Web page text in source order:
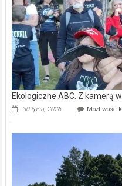
Ekologiczne ABC. Z kamerą
30 lipca, 2026 Możliwość